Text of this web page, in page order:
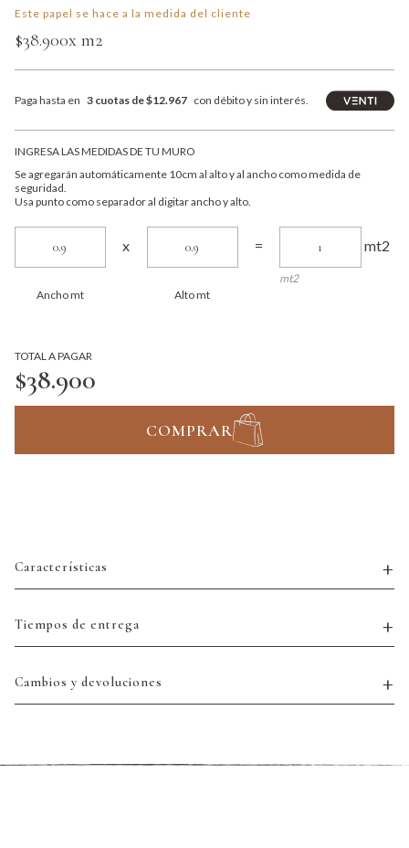
Este papel se hace a la medida del cliente
$38.900x m2
Paga hasta en 3 cuotas de $12.967 con débito y sin interés.
INGRESA LAS MEDIDAS DE TU MURO
Se agregarán automáticamente 10cm al alto y al ancho como medida de
seguridad.
Usa punto como separador al digitar ancho y alto.
Ancho mt
x
Alto mt
= mt2
mt2
TOTAL A PAGAR
$38.900
COMPRAR
Características
Tiempos de entrega
Cambios y devoluciones